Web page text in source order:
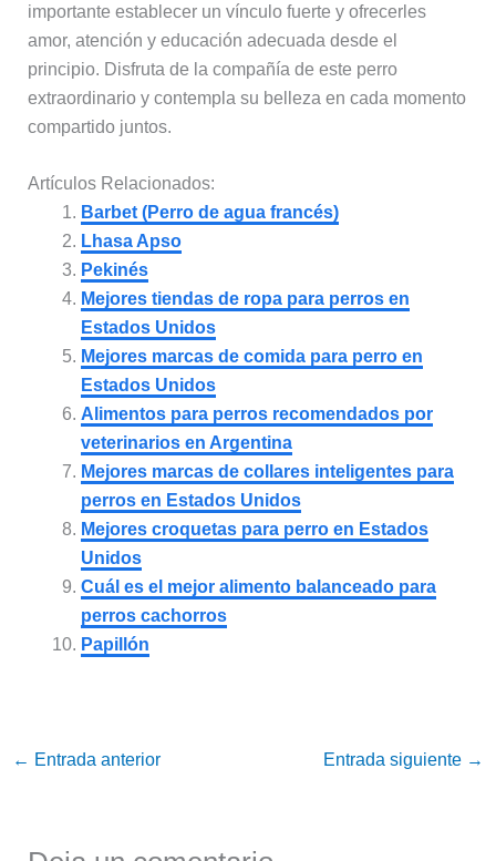
importante establecer un vínculo fuerte y ofrecerles
amor, atención y educación adecuada desde el
principio. Disfruta de la compañía de este perro
extraordinario y contempla su belleza en cada momento
compartido juntos.
Artículos Relacionados:
Barbet (Perro de agua francés)
Lhasa Apso
Pekinés
Mejores tiendas de ropa para perros en
Estados Unidos
Mejores marcas de comida para perro en
Estados Unidos
Alimentos para perros recomendados por
veterinarios en Argentina
Mejores marcas de collares inteligentes para
perros en Estados Unidos
Mejores croquetas para perro en Estados
Unidos
Cuál es el mejor alimento balanceado para
perros cachorros
Papillón
← Entrada anterior Entrada siguiente →